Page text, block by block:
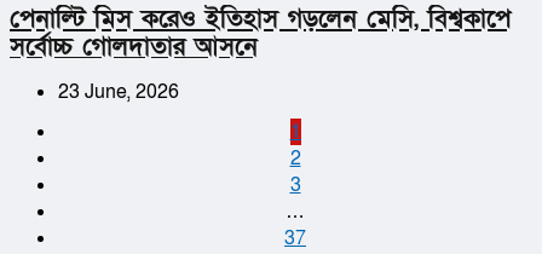
পেনাল্টি মিস করেও ইতিহাস গড়লেন মেসি, বিশ্বকাপে
সর্বোচ্চ গোলদাতার আসনে
23 June, 2026
1
2
3
…
37